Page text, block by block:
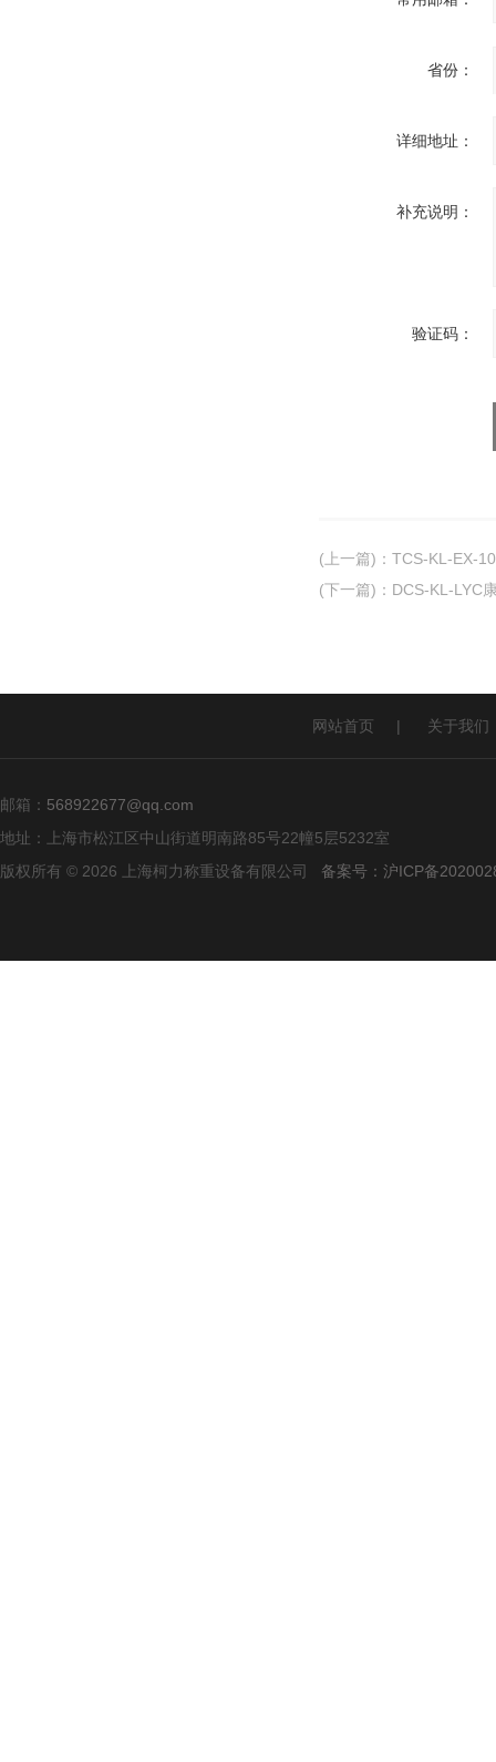
省份：
详细地址：
补充说明：
验证码：
(上一篇) ： TCS-KL-EX-
(下一篇) ： DCS-KL-LYC
网站首页 | 关于我们
邮箱： 568922677@qq.com
地址：上海市松江区中山街道明南路85号22幢5层5232室
版权所有 © 2026 上海柯力称重设备有限公司 备案号：沪ICP备